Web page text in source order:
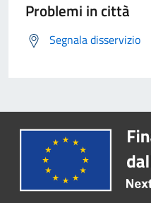
Problemi in città
Segnala disservizio